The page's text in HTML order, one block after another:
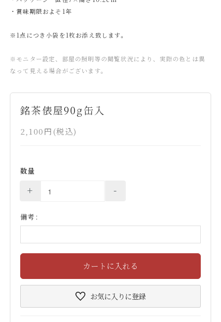
・賞味期限およそ1年
※1点につき小袋を1枚お添え致します。
※モニター設定、部屋の照明等の閲覧状況により、実際の色とは異
なって見える場合がございます。
銘茶俵屋90g缶入
2,100円(税込)
数量
+ -
備考:
カートに入れる
お気に入り に登録